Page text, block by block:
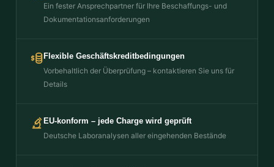
Ein fester Ansprechpartner für Ihre Beschaffungs- und
Dokumentationsanforderungen
Flexible Geschäftskreditbedingungen
Vorbehaltlich der Überprüfung – kontaktieren Sie uns für
Details
EU-konform – jede Charge wird geprüft
Deutsche Laboranalysen aller eingehenden Bestände